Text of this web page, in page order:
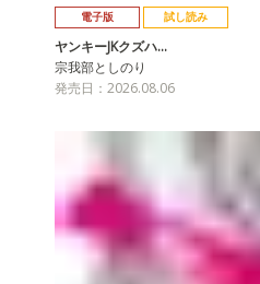
電子版 試し読み
ヤンキーJKクズハ…
宗我部としのり
発売日：2026.08.06